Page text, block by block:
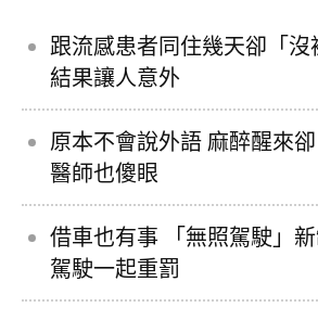
跟流感患者同住幾天卻「
結果讓人意外
原本不會說外語 麻醉醒來卻
醫師也傻眼
借車也有事 「無照駕駛」
駕駛一起重罰